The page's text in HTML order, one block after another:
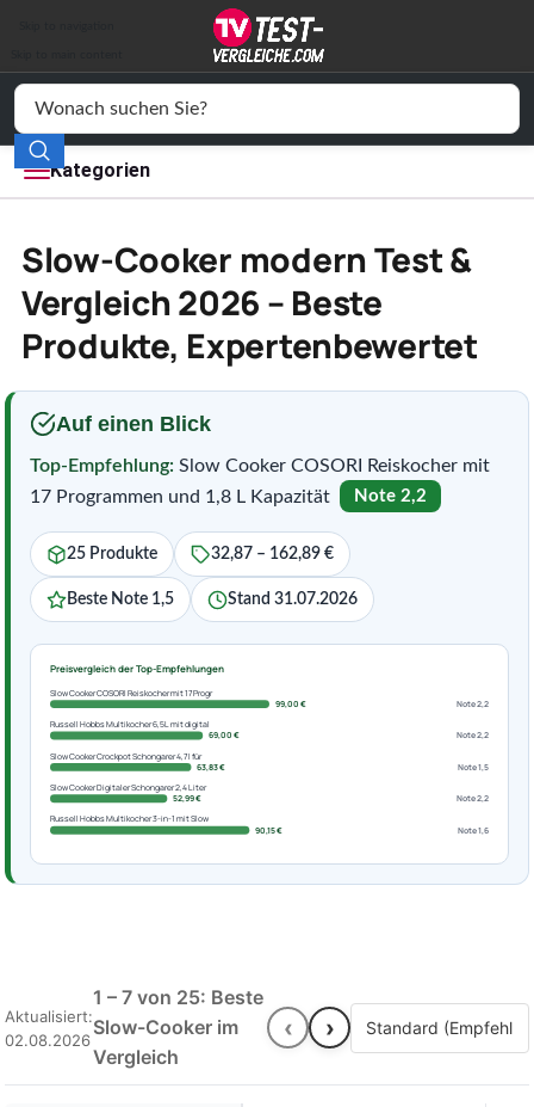
Kategorien
Elektronik
Freizeit
Wohnen
Service
Slow-Cooker modern Test &
Vergleich 2026 – Beste
Produkte, Expertenbewertet
Auf einen Blick
Top-Empfehlung: Slow Cooker COSORI Reiskocher mit
17 Programmen und 1,8 L Kapazität
Note 2,2
25 Produkte 32,87 – 162,89 €
Beste Note 1,5 Stand 31.07.2026
Preisvergleich der Top-Empfehlungen
Slow Cooker COSORI Reiskocher mit 17 Progr
99,00 €
Note 2,2
Russell Hobbs Multikocher 6,5L mit digital
69,00 €
Note 2,2
Slow Cooker Crockpot Schongarer 4,7 l für
63,83 €
Note 1,5
Slow Cooker Digitaler Schongarer 2,4 Liter
52,99 €
Note 2,2
Russell Hobbs Multikocher 3-in-1 mit Slow
90,15 €
Note 1,6
Aktualisiert:
02.08.2026
1 – 7 von 25: Beste
Slow-Cooker im
Vergleich
‹ ›